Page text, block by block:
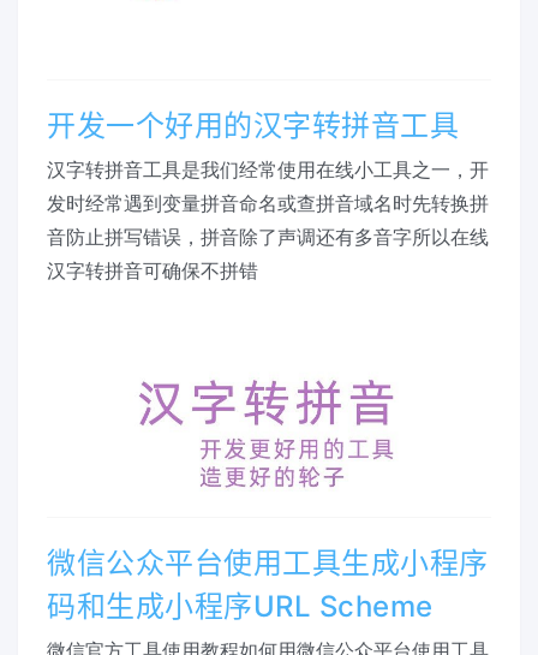
开发一个好用的汉字转拼音工具
汉字转拼音工具是我们经常使用在线小工具之一，开
发时经常遇到变量拼音命名或查拼音域名时先转换拼
音防止拼写错误，拼音除了声调还有多音字所以在线
汉字转拼音可确保不拼错
微信公众平台使用工具生成小程序
码和生成小程序URL Scheme
微信官方工具使用教程如何用微信公众平台使用工具